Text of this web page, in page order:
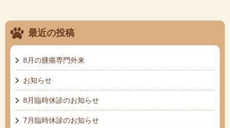
最近の投稿
8月の腫瘍専門外来
お知らせ
8月臨時休診のお知らせ
7月臨時休診のお知らせ